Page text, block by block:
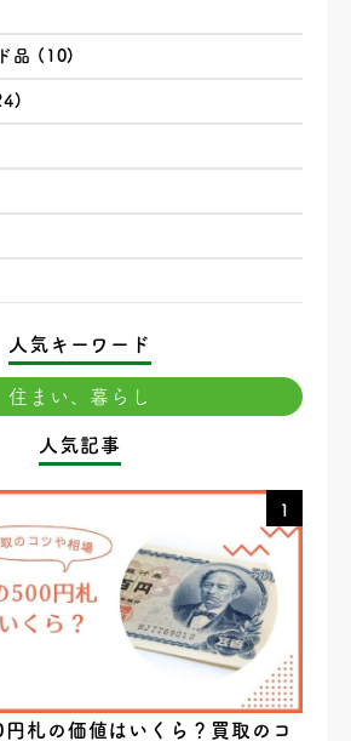
品 (10)
人気キーワード
住まい、暮らし
人気記事
1
札の価値はいくら？買取のコ